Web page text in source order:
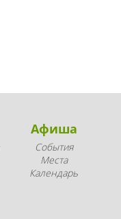
Афиша
События
Места
Календарь